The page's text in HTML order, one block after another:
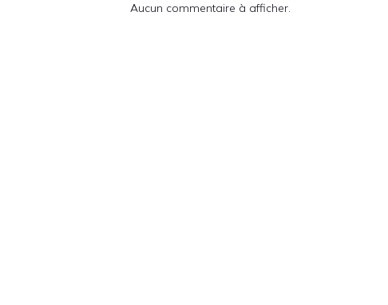
Aucun commentaire à afficher.